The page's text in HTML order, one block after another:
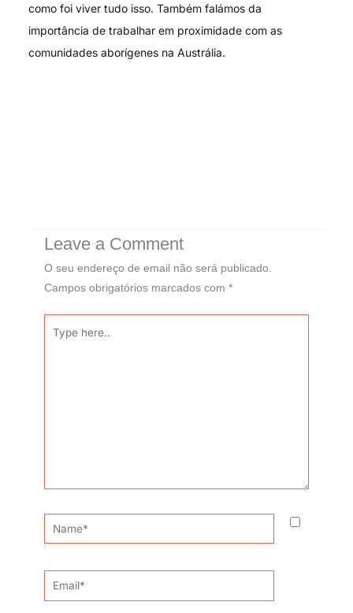
como foi viver tudo isso. Também falámos da
importância de trabalhar em proximidade com as
comunidades aborígenes na Austrália.
Leave a Comment
O seu endereço de email não será publicado.
Campos obrigatórios marcados com *
here..
Name*
Email*